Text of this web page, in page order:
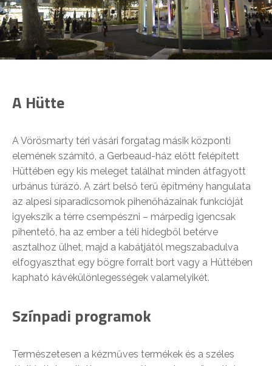
A Hütte
A Vörösmarty téri vásári forgatag másik központi
elemének számító, a Gerbeaud-ház előtt felépített
Hüttében egy kis meleget találhat minden átfagyott
urbánus túrázó. A zárt belső terű építmény hangulata
az alpesi síparadicsomok pihenőházainak funkcióját
igyekszik a térre csempészni – márpedig igencsak
pihentető, ha az ember a téli hidegből betérve
asztalhoz ülhet, majd a kabátjától megszabadulva
elfogyaszthat egy bögre forralt bort vagy a Hüttében
kapható kávékülönlegességek valamelyikét.
Színpadi programok
Természetesen a kézműves termékek és a széles